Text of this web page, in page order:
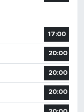
17:00
20:00
20:00
20:00